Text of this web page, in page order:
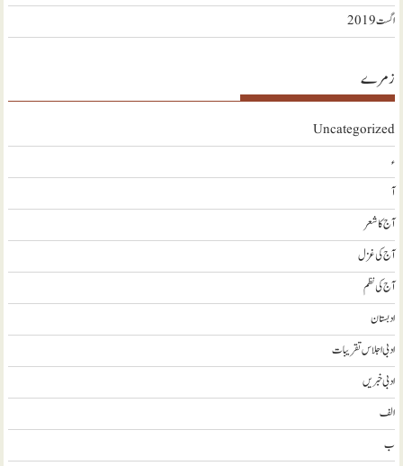
اگست 2019
زمرے
Uncategorized
ء
آ
آج کا شعر
آج کی غزل
آج کی نظم
ادبستان
ادبی اجلاس تقریبات
ادبی خبریں
الف
ب